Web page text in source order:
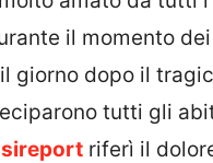
il momento
giorno dopo il
tutti gli
riferì il